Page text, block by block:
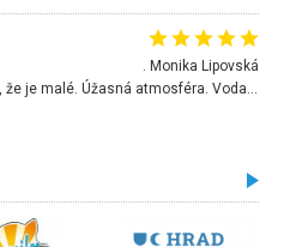
. Monika Lipovská
Úžasné prostredie, napriek tomu, že je malé. Úžasná atmosféra. Voda fantastická a nádherná. Ľudí je pomerne veľa, ale su mili a ohľaduplní. Je veľmi zaujímavé sledovať, ako dokážu spolu športovať cudzí ľudia a bez ohľadu na vek. Vládne tu pohoda. Vnuka neviem dostať z vody. Ďakujem za krásny deň . Urcite sa sem vrátim. Jediný problém je s parkovaním, ale aj ten sa mi podarilo vyriešiť. Monika Bratislava